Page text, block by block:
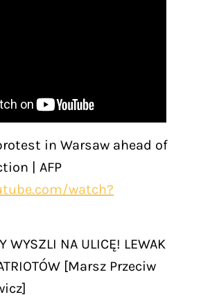
in Warsaw ahead of
| AFP
watch?
WYSZLI NA ULICĘ! LEWAK
[Marsz Przeciw